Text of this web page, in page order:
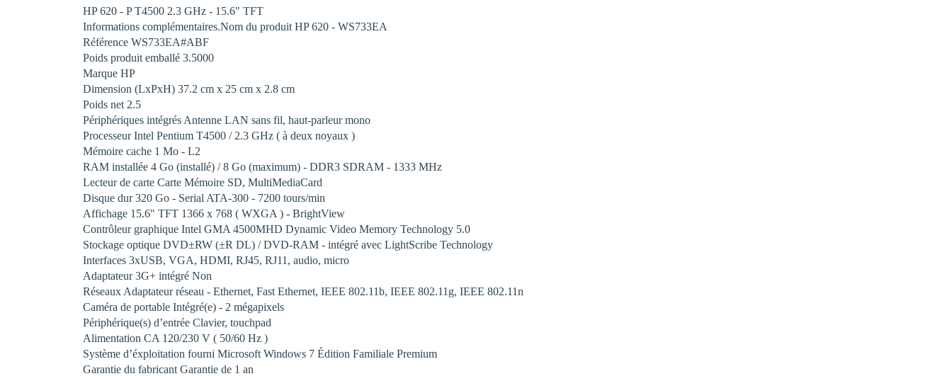
HP 620 - P T4500 2.3 GHz - 15.6" TFT
Informations complémentaires.Nom du produit HP 620 - WS733EA
Référence WS733EA#ABF
Poids produit emballé 3.5000
Marque HP
Dimension (LxPxH) 37.2 cm x 25 cm x 2.8 cm
Poids net 2.5
Périphériques intégrés Antenne LAN sans fil, haut-parleur mono
Processeur Intel Pentium T4500 / 2.3 GHz ( à deux noyaux )
Mémoire cache 1 Mo - L2
RAM installée 4 Go (installé) / 8 Go (maximum) - DDR3 SDRAM - 1333 MHz
Lecteur de carte Carte Mémoire SD, MultiMediaCard
Disque dur 320 Go - Serial ATA-300 - 7200 tours/min
Affichage 15.6" TFT 1366 x 768 ( WXGA ) - BrightView
Contrôleur graphique Intel GMA 4500MHD Dynamic Video Memory Technology 5.0
Stockage optique DVD±RW (±R DL) / DVD-RAM - intégré avec LightScribe Technology
Interfaces 3xUSB, VGA, HDMI, RJ45, RJ11, audio, micro
Adaptateur 3G+ intégré Non
Réseaux Adaptateur réseau - Ethernet, Fast Ethernet, IEEE 802.11b, IEEE 802.11g, IEEE 802.11n
Caméra de portable Intégré(e) - 2 mégapixels
Périphérique(s) d’entrée Clavier, touchpad
Alimentation CA 120/230 V ( 50/60 Hz )
Système d’éxploitation fourni Microsoft Windows 7 Édition Familiale Premium
Garantie du fabricant Garantie de 1 an